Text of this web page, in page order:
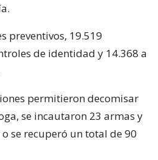
preventivos, 19.519
de identidad y 14.368 a
permitieron decomisar
se incautaron 23 armas y
se recuperó un total de 90